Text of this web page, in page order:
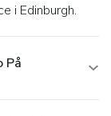
i Edinburgh.
På